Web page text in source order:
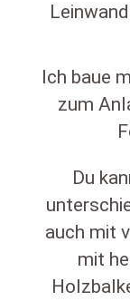
Ich baue
zum
Du
auch mit
mit